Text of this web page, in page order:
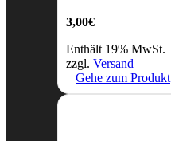
3,00€
Enthält 19% MwSt.
zzgl. Versand
Gehe zum Produkt